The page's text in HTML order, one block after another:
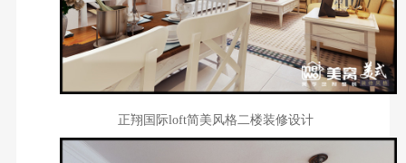
正翔国际loft简美风格二楼装修设计